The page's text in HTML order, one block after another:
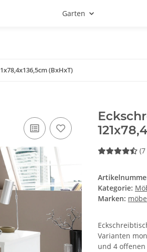
Garten
(BxHxT)
Kategorie:
Marken:
Varianten
und 4 offenen